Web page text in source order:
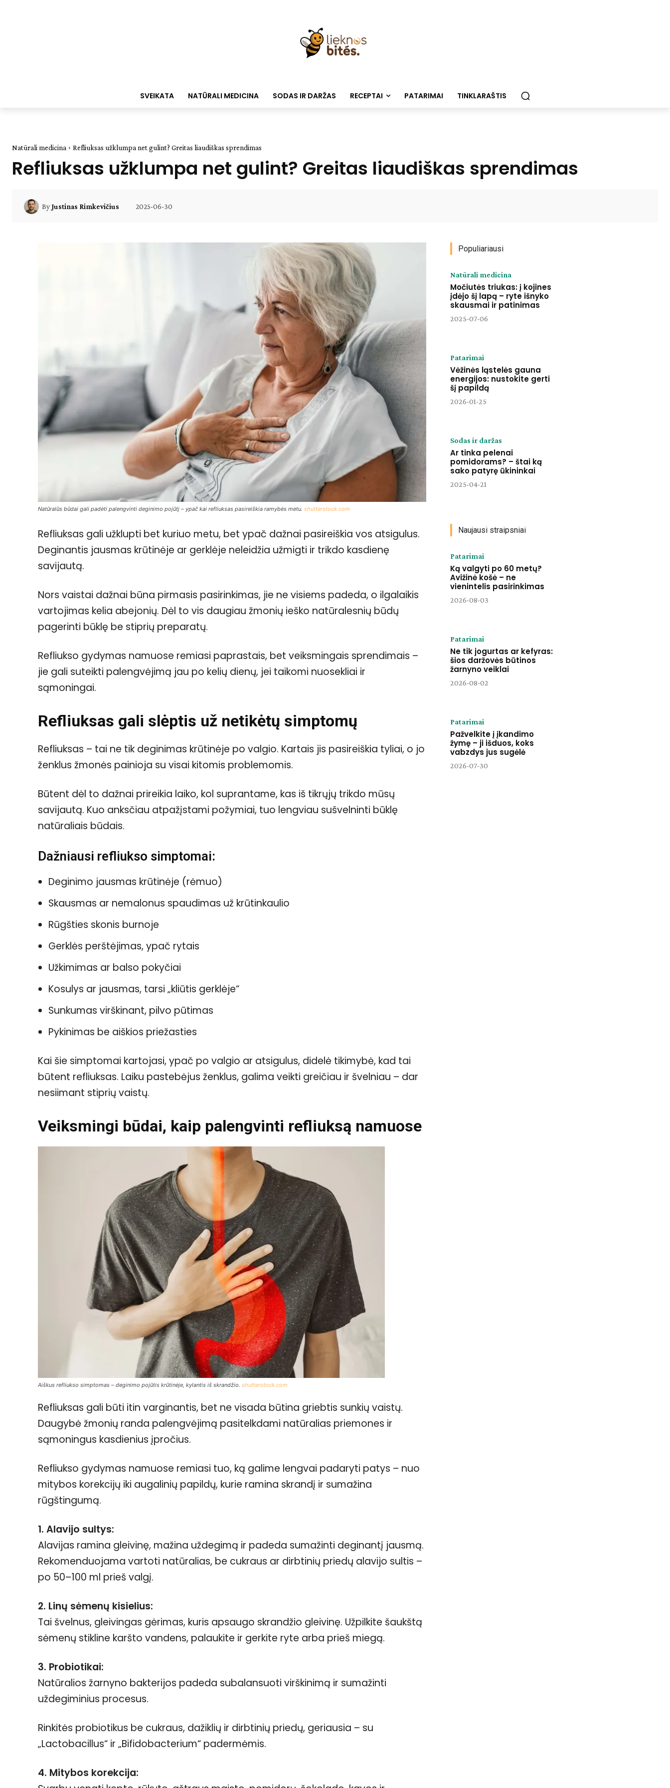
SVEIKATA NATŪRALI MEDICINA SODAS IR DARŽAS RECEPTAI PATARIMAI TINKLARAŠTIS
Natūrali medicina Refliuksas užklumpa net gulint? Greitas liaudiškas sprendimas
Refliuksas užklumpa net gulint? Greitas liaudiškas sprendimas
ByJustinas Rimkevičius 2025-06-30
Natūralūs būdai gali padėti palengvinti deginimo pojūtį – ypač kai refliuksas pasireiškia ramybės metu. shutterstock.com
Refliuksas gali užklupti bet kuriuo metu, bet ypač dažnai pasireiškia vos atsigulus.
Deginantis jausmas krūtinėje ar gerklėje neleidžia užmigti ir trikdo kasdienę
savijautą.
Nors vaistai dažnai būna pirmasis pasirinkimas, jie ne visiems padeda, o ilgalaikis
vartojimas kelia abejonių. Dėl to vis daugiau žmonių ieško natūralesnių būdų
pagerinti būklę be stiprių preparatų.
Refliukso gydymas namuose remiasi paprastais, bet veiksmingais sprendimais –
jie gali suteikti palengvėjimą jau po kelių dienų, jei taikomi nuosekliai ir
sąmoningai.
Refliuksas gali slėptis už netikėtų simptomų
Refliuksas – tai ne tik deginimas krūtinėje po valgio. Kartais jis pasireiškia tyliai, o jo
ženklus žmonės painioja su visai kitomis problemomis.
Būtent dėl to dažnai prireikia laiko, kol suprantame, kas iš tikrųjų trikdo mūsų
savijautą. Kuo anksčiau atpažįstami požymiai, tuo lengviau sušvelninti būklę
natūraliais būdais.
Dažniausi refliukso simptomai:
Deginimo jausmas krūtinėje (rėmuo)
Skausmas ar nemalonus spaudimas už krūtinkaulio
Rūgšties skonis burnoje
Gerklės perštėjimas, ypač rytais
Užkimimas ar balso pokyčiai
Kosulys ar jausmas, tarsi „kliūtis gerklėje“
Sunkumas virškinant, pilvo pūtimas
Pykinimas be aiškios priežasties
Kai šie simptomai kartojasi, ypač po valgio ar atsigulus, didelė tikimybė, kad tai
būtent refliuksas. Laiku pastebėjus ženklus, galima veikti greičiau ir švelniau – dar
nesiimant stiprių vaistų.
Veiksmingi būdai, kaip palengvinti refliuksą namuose
Aiškus refliukso simptomas – deginimo pojūtis krūtinėje, kylantis iš skrandžio. shutterstock.com
Refliuksas gali būti itin varginantis, bet ne visada būtina griebtis sunkių vaistų.
Daugybė žmonių randa palengvėjimą pasitelkdami natūralias priemones ir
sąmoningus kasdienius įpročius.
Refliukso gydymas namuose remiasi tuo, ką galime lengvai padaryti patys – nuo
mitybos korekcijų iki augalinių papildų, kurie ramina skrandį ir sumažina
rūgštingumą.
1. Alavijo sultys:
Alavijas ramina gleivinę, mažina uždegimą ir padeda sumažinti deginantį jausmą.
Rekomenduojama vartoti natūralias, be cukraus ar dirbtinių priedų alavijo sultis –
po 50–100 ml prieš valgį.
2. Linų sėmenų kisielius:
Tai švelnus, gleivingas gėrimas, kuris apsaugo skrandžio gleivinę. Užpilkite šaukštą
sėmenų stikline karšto vandens, palaukite ir gerkite ryte arba prieš miegą.
3. Probiotikai:
Natūralios žarnyno bakterijos padeda subalansuoti virškinimą ir sumažinti
uždegiminius procesus.
Rinkitės probiotikus be cukraus, dažiklių ir dirbtinių priedų, geriausia – su
„Lactobacillus“ ir „Bifidobacterium“ padermėmis.
4. Mitybos korekcija:
Populiariausi
Natūrali medicina
Močiutės triukas: į kojines
įdėjo šį lapą – ryte išnyko
skausmai ir patinimas
2025-07-06
Patarimai
Vėžinės ląstelės gauna
energijos: nustokite gerti
šį papildą
2026-01-25
Sodas ir daržas
Ar tinka pelenai
pomidorams? – štai ką
sako patyrę ūkininkai
2025-04-21
Naujausi straipsniai
Patarimai
Ką valgyti po 60 metų?
Avižinė košė – ne
vienintelis pasirinkimas
2026-08-03
Patarimai
Ne tik jogurtas ar kefyras:
šios daržovės būtinos
žarnyno veiklai
2026-08-02
Patarimai
Pažvelkite į įkandimo
žymę – ji išduos, koks
vabzdys jus sugėlė
2026-07-30